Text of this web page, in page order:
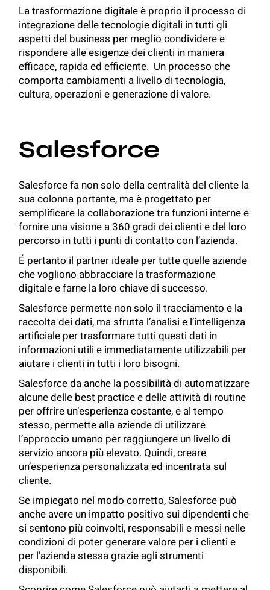
La trasformazione digitale è proprio il processo di
integrazione delle tecnologie digitali in tutti gli
aspetti del business per meglio condividere e
rispondere alle esigenze dei clienti in maniera
efficace, rapida ed efficiente. Un processo che
comporta cambiamenti a livello di tecnologia,
cultura, operazioni e generazione di valore.
Salesforce
Salesforcefa non solo della centralità del cliente la
sua colonna portante, ma è progettato per
semplificare la collaborazione tra funzioni interne e
fornire una visione a 360 gradi dei clienti e del loro
percorso in tutti i punti di contatto con l’azienda.
É pertanto il partner ideale per tutte quelle aziende
che vogliono abbracciare la trasformazione
digitale e farne la loro chiave di successo.
Salesforce permette non solo il tracciamento e la
raccolta dei dati, ma sfrutta l’analisi e l’intelligenza
artificiale per trasformare tutti questi dati in
informazioni utili e immediatamente utilizzabili per
aiutare i clienti in tutti i loro bisogni.
Salesforce da anche la possibilità di automatizzare
alcune delle best practice e delle attività di routine
per offrire un’esperienza costante, e al tempo
stesso, permette alla aziende di utilizzare
l’approccio umano per raggiungere un livello di
servizio ancora più elevato. Quindi, creare
un’esperienza personalizzata ed incentrata sul
cliente.
Se impiegato nel modo corretto, Salesforce può
anche avere un impatto positivo sui dipendenti che
si sentono più coinvolti, responsabili e messi nelle
condizioni di poter generare valore per i clienti e
per l’azienda stessa grazie agli strumenti
disponibili.